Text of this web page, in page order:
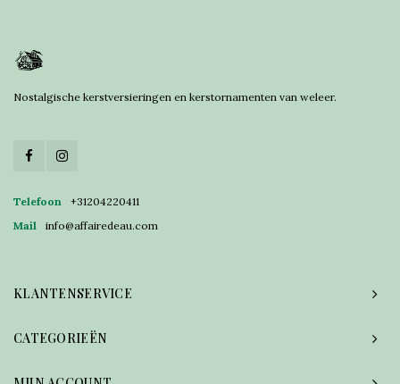
Nostalgische kerstversieringen en kerstornamenten van weleer.
Telefoon
+31204220411
Mail
info@affairedeau.com
KLANTENSERVICE
CATEGORIEËN